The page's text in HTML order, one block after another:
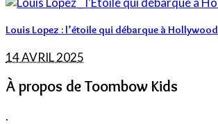
Louis Lopez : l’étoile qui débarque à Hollywood
14 AVRIL 2025
À propos de Toombow Kids
.